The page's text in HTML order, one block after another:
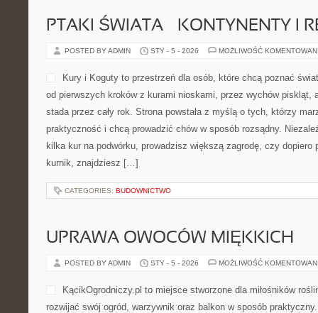
PTAKI ŚWIATA – KONTYNENTY I
POSTED BY ADMIN STY - 5 - 2026 MOŻLIWOŚĆ
Kury i Koguty to przestrzeń dla osób, które chcą poznać
od pierwszych kroków z kurami nioskami, przez wychów piskląt,
stada przez cały rok. Strona powstała z myślą o tych, którzy
praktyczność i chcą prowadzić chów w sposób rozsądny.
kilka kur na podwórku, prowadzisz większą zagrodę, czy dopiero
kurnik, znajdziesz […]
CATEGORIES: BUDOWNICTWO
UPRAWA OWOCÓW MIĘKKICH
POSTED BY ADMIN STY - 5 - 2026 MOŻLIWOŚĆ
KącikOgrodniczy.pl to miejsce stworzone dla miłośników
rozwijać swój ogród, warzywnik oraz balkon w sposób